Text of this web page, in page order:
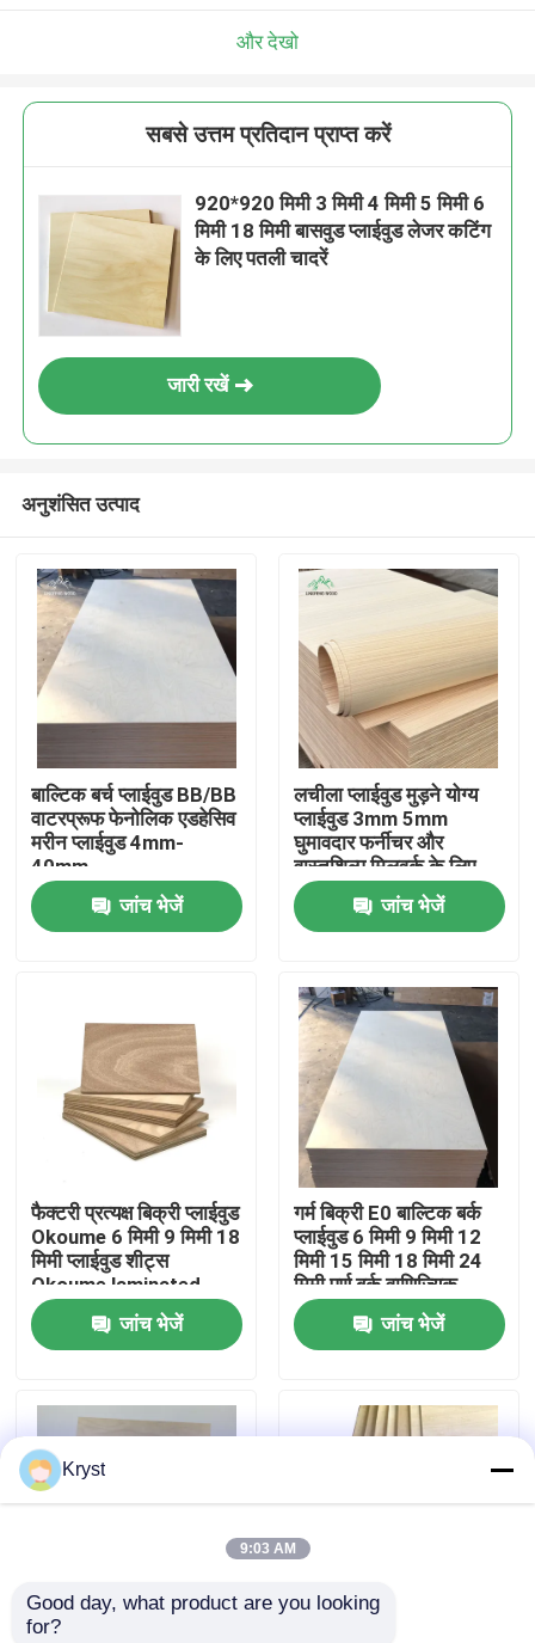
उत्पाद
वीडियो
कारखाने का दौरा
गुणवत्ता नियंत्रण
हमसे संपर्क करें
समाचार
उद्धरण मांगें
और देखो
सबसे उत्तम प्रतिदान प्राप्त करें
920*920 मिमी 3 मिमी 4 मिमी 5 मिमी 6
मिमी 18 मिमी बासवुड प्लाईवुड लेजर कटिंग
के लिए पतली चादरें
जारी रखें
अनुशंसित उत्पाद
बाल्टिक बर्च प्लाईवुड BB/BB
वाटरप्रूफ फेनोलिक एडहेसिव
मरीन प्लाईवुड 4mm-
40mm
जांच भेजें
लचीला प्लाईवुड मुड़ने योग्य
प्लाईवुड 3mm 5mm
घुमावदार फर्नीचर और
वास्तुशिल्प मिलवर्क के लिए
जांच भेजें
फैक्टरी प्रत्यक्ष बिक्री प्लाईवुड
Okoume 6 मिमी 9 मिमी 18
मिमी प्लाईवुड शीट्स
Okoume laminated
Plywood Board 18 मिमी
निर्माण के लिएजांच भेजें
गर्म बिक्री E0 बाल्टिक बर्क
प्लाईवुड 6 मिमी 9 मिमी 12
मिमी 15 मिमी 18 मिमी 24
मिमी पूर्ण बर्क वाणिज्यिक
प्लाईवुड शीट 1200*2400
मिमी
जांच भेजें
फर्नीचर के लिए बीर्च के साथ
Kryst
9:03 AM
Good day, what product are you looking
for?